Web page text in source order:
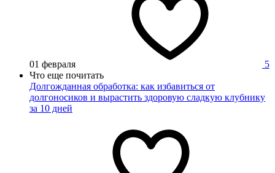
01 февраля
5
Что еще почитать
Долгожданная обработка: как избавиться от
долгоносиков и вырастить здоровую сладкую клубнику
за 10 дней